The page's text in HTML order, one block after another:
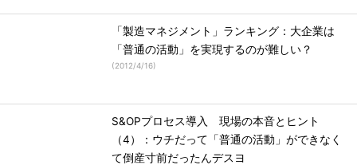
「製造マネジメント」ランキング：大企業は
「普通の活動」を実現するのが難しい？
(2012/4/16)
S&OPプロセス導入 現場の本音とヒント
（4）：ウチだって「普通の活動」ができなく
て倒産寸前だったんデスヨ